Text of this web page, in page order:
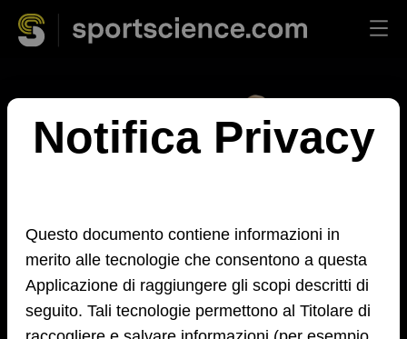
Notifica Privacy
Questo documento contiene informazioni in
merito alle tecnologie che consentono a questa
Applicazione di raggiungere gli scopi descritti di
seguito. Tali tecnologie permettono al Titolare di